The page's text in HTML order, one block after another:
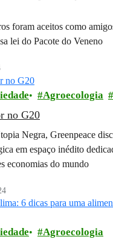
foram aceitos como
lei do Pacote do Veneno
Agroecologia
no G20
Negra, Greenpeace
em espaço inédito
economias do mundo
Agroecologia